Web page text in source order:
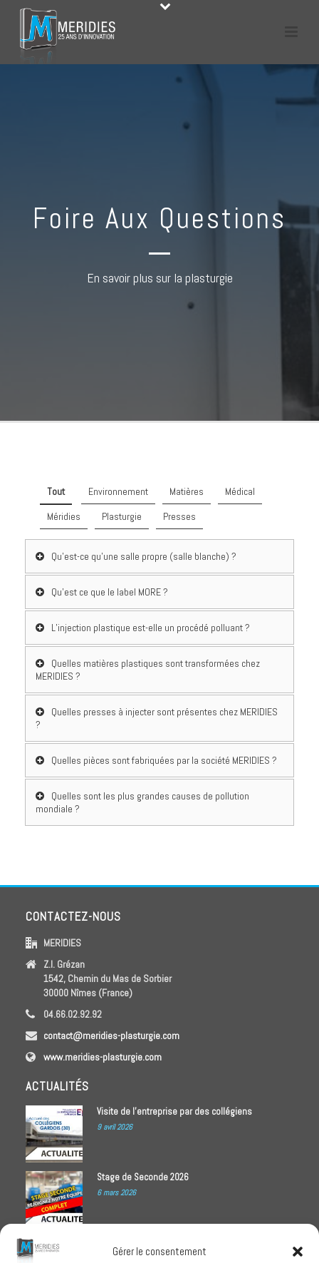
Gérer le consentement
Foire Aux Questions
En savoir plus sur la plasturgie
Tout Environnement Matières
Médical
Méridies
Plasturgie Presses
Qu’est-ce qu’une salle propre (salle blanche) ?
Qu’est ce que le label MORE ?
L’injection plastique est-elle un procédé polluant ?
Quelles matières plastiques sont transformées chez
MERIDIES ?
Quelles presses à injecter sont présentes chez MERIDIES
?
Quelles pièces sont fabriquées par la société MERIDIES ?
Quelles sont les plus grandes causes de pollution
mondiale ?
CONTACTEZ-NOUS
MERIDIES
Z.I. Grézan
1542, Chemin du Mas de Sorbier
30000 Nîmes (France)
04.66.02.92.92
contact@meridies-plasturgie.com
www.meridies-plasturgie.com
ACTUALITÉS
Visite de l’entreprise par des collégiens
9 avril 2026
Stage de Seconde 2026
6 mars 2026
1 octobre 2025